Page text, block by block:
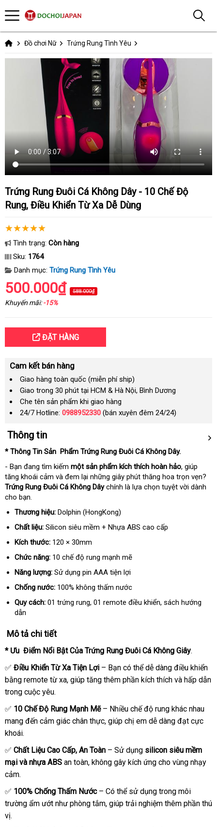
Đồ chơi Nữ Trứng Rung Tình Yêu
Trứng Rung Đuôi Cá Không Dây - 10 Chế Độ
Rung, Điều Khiển Từ Xa Dễ Dùng
Tình trạng: Còn hàng
Sku: 1764
Danh mục: Trứng Rung Tình Yêu
500.000₫ 588.000₫
Khuyến mãi:-15%
ĐẶT HÀNG
Cam kết bán hàng
Giao hàng toàn quốc (miễn phí ship)
Giao trong 30 phút tại HCM & Hà Nội, Bình Dương
Che tên sản phẩm khi giao hàng
24/7 Hotline: 0988952330 (bán xuyên đêm 24/24)
Thông tin
* Thông Tin Sản Phẩm Trứng Rung Đuôi Cá Không Dây.
- Bạn đang tìm kiếm một sản phẩm kích thích hoàn hảo, giúp
tăng khoái cảm và đem lại những giây phút thăng hoa trọn vẹn?
Trứng Rung Đuôi Cá Không Dâychính là lựa chọn tuyệt vời dành
cho bạn.
Thương hiệu: Dolphin (HongKong)
Chất liệu: Silicon siêu mềm + Nhựa ABS cao cấp
Kích thước: 120 × 30mm
Chức năng: 10 chế độ rung mạnh mẽ
Năng lượng: Sử dụng pin AAA tiện lợi
Chống nước: 100% không thấm nước
Quy cách: 01 trứng rung, 01 remote điều khiển, sách hướng
dẫn
Mô tả chi tiết
* Ưu Điểm Nổi Bật Của Trứng Rung Đuôi Cá Không Giây.
✅ Điều Khiển Từ Xa Tiện Lợi – Bạn có thể dễ dàng điều khiển
bằng remote từ xa, giúp tăng thêm phần kích thích và hấp dẫn
trong cuộc yêu.
✅ 10 Chế Độ Rung Mạnh Mẽ– Nhiều chế độ rung khác nhau
mang đến cảm giác chân thực, giúp chị em dễ dàng đạt cực
khoái.
✅ Chất Liệu Cao Cấp, An Toàn – Sử dụng silicon siêu mềm
mại và nhựa ABS an toàn, không gây kích ứng cho vùng nhạy
cảm.
✅ 100% Chống Thấm Nước– Có thể sử dụng trong môi
trường ẩm ướt như phòng tắm, giúp trải nghiệm thêm phần thú
vị.